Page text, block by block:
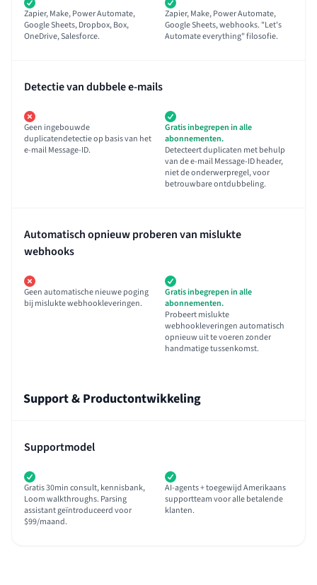
Zapier, Make, Power Automate,
Google Sheets, Dropbox, Box,
OneDrive, Salesforce.
Zapier, Make, Power Automate,
Google Sheets, webhooks. "Let's
Automate everything" filosofie.
Detectie van dubbele e-mails
Geen ingebouwde
duplicatendetectie op basis van het
e-mail Message-ID.
Gratis inbegrepen in alle
abonnementen.
Detecteert duplicaten met behulp
van de e-mail Message-ID header,
niet de onderwerpregel, voor
betrouwbare ontdubbeling.
Automatisch opnieuw proberen van mislukte
webhooks
Geen automatische nieuwe poging
bij mislukte webhookleveringen.
Gratis inbegrepen in alle
abonnementen.
Probeert mislukte
webhookleveringen automatisch
opnieuw uit te voeren zonder
handmatige tussenkomst.
Support & Productontwikkeling
Supportmodel
Gratis 30min consult, kennisbank,
Loom walkthroughs. Parsing
assistant geïntroduceerd voor
$99/maand.
AI-agents + toegewijd Amerikaans
supportteam voor alle betalende
klanten.